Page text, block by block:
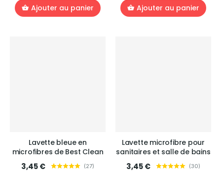
Ajouter au panier Ajouter au panier
Lavette bleue en
microfibres de Best Clean
3,45 € (27)
Lavette microfibre pour
sanitaires et salle de bains
3,45 € (30)